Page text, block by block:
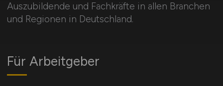
Auszubildende und Fachkräfte in allen Branchen
und Regionen in Deutschland.
Für Arbeitgeber